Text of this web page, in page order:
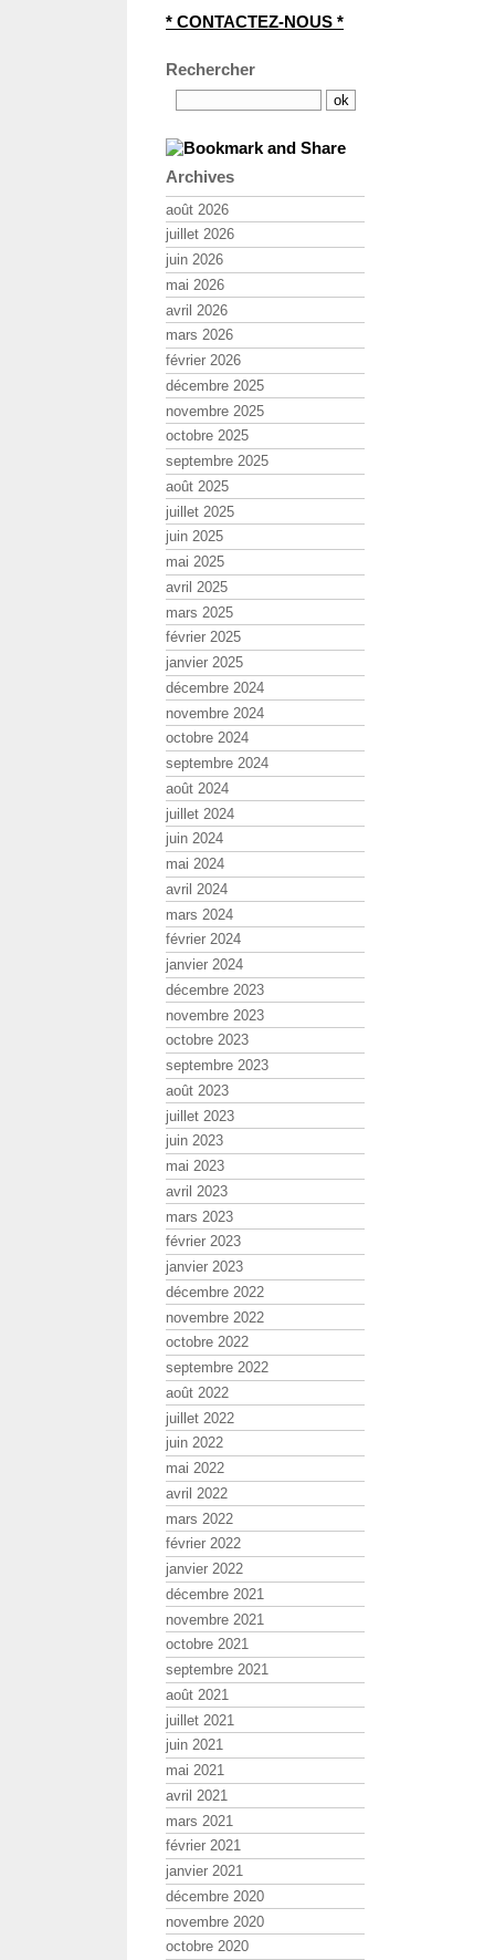
* CONTACTEZ-NOUS *
Rechercher
Archives
août 2026
juillet 2026
juin 2026
mai 2026
avril 2026
mars 2026
février 2026
décembre 2025
novembre 2025
octobre 2025
septembre 2025
août 2025
juillet 2025
juin 2025
mai 2025
avril 2025
mars 2025
février 2025
janvier 2025
décembre 2024
novembre 2024
octobre 2024
septembre 2024
août 2024
juillet 2024
juin 2024
mai 2024
avril 2024
mars 2024
février 2024
janvier 2024
décembre 2023
novembre 2023
octobre 2023
septembre 2023
août 2023
juillet 2023
juin 2023
mai 2023
avril 2023
mars 2023
février 2023
janvier 2023
décembre 2022
novembre 2022
octobre 2022
septembre 2022
août 2022
juillet 2022
juin 2022
mai 2022
avril 2022
mars 2022
février 2022
janvier 2022
décembre 2021
novembre 2021
octobre 2021
septembre 2021
août 2021
juillet 2021
juin 2021
mai 2021
avril 2021
mars 2021
février 2021
janvier 2021
décembre 2020
novembre 2020
octobre 2020